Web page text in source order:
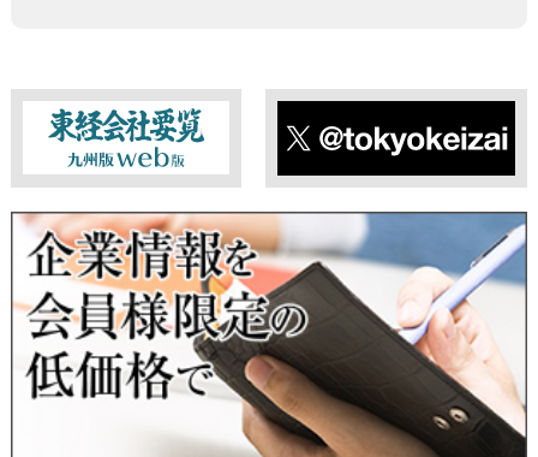
■ 個人情報提供の任意性及び留意点
個人情報のご提供は任意ですが、必要な個人情報をご提供いた
だけなかった場合は、上記利用目的を達成できない場合があり
ますのでご了承ください。
当社は、本人が自己の個人情報について、通知・開示・訂正・
追加・削除・利用停止・提供停止の希望がございましたら、本
人または代理人の請求応じて、個人データの通知・開示・訂
正・追加・削除・利用停止・提供停止の請求に応じます。
受付方法は、本人確認資料（運転免許証、パスポート何れかの
コピー）、「個人情報取扱申請書」「委任状」（代理人による
申請の場合のみ必要となります）を当社宛にお送り下さい。
＜個人情報保護に関するお問合せ・相談窓口＞
東経会社要覧web版 X